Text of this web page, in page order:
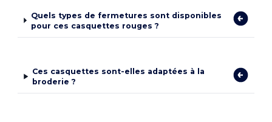
Quels types de fermetures sont disponibles
pour ces casquettes rouges ?
Ces casquettes sont-elles adaptées à la
broderie ?